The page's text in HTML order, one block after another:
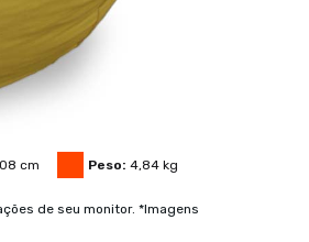
cm Peso: 4,84 kg
de seu monitor. *Imagens